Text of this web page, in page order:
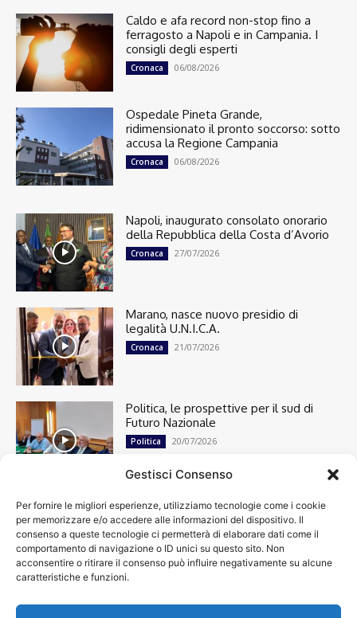
Gestisci Consenso
Per fornire le migliori esperienze, utilizziamo tecnologie come i cookie
per memorizzare e/o accedere alle informazioni del dispositivo. Il
consenso a queste tecnologie ci permetterà di elaborare dati come il
comportamento di navigazione o ID unici su questo sito. Non
acconsentire o ritirare il consenso può influire negativamente su alcune
caratteristiche e funzioni.
Caldo e afa record non-stop fino a
ferragosto a Napoli e in Campania. I
consigli degli esperti
Cronaca 06/08/2026
Ospedale Pineta Grande,
ridimensionato il pronto soccorso: sotto
accusa la Regione Campania
Cronaca 06/08/2026
Napoli, inaugurato consolato onorario
della Repubblica della Costa d’Avorio
Cronaca 27/07/2026
Marano, nasce nuovo presidio di
legalità U.N.I.C.A.
Cronaca 21/07/2026
Politica, le prospettive per il sud di
Futuro Nazionale
Politica 20/07/2026
Cronaca
13492
Attualità
7299
top
News
4208
Cultura